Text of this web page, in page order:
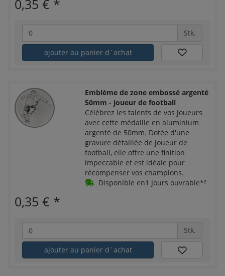
0,35 € *
Stk.
ajouter au panier d´achat
Emblème de zone embossé argenté
50mm - joueur de football
Célébrez les talents de vos joueurs
avec cette médaille en aluminium
argenté de 50mm. Dotée d'une
gravure détaillée de joueur de
football, elle offre une finition
impeccable et est idéale pour
récompenser vos champions.
Disponible en1 Jours ouvrable*²
0,35 € *
Stk.
ajouter au panier d´achat